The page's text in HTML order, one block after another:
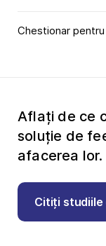
Chestionar
Aflați de ce
soluție de
afacerea lor.
Citiți studiile